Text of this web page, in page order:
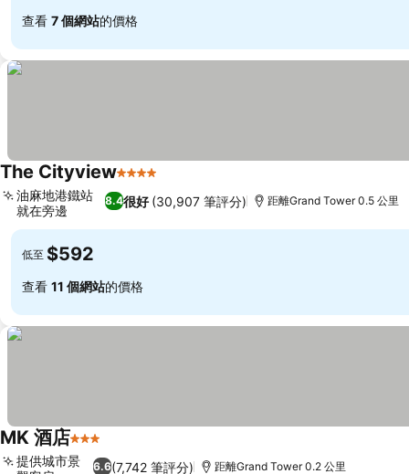
查看 7 個網站的價格
The Cityview4 星級
8.4很好 (30,907 筆評分)
油麻地港鐵站
就在旁邊
距離Grand Tower 0.5 公里
低至 $592
查看 11 個網站的價格
MK 酒店3 星級
6.6(7,742 筆評分)
提供城市景
距離Grand Tower 0.2 公里